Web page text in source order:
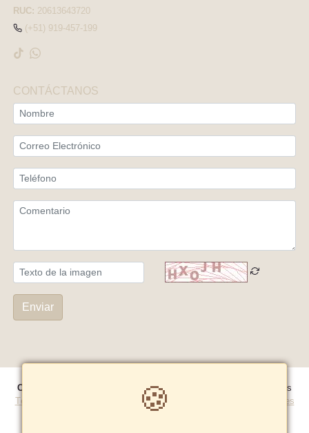
RUC: 20613643720
(+51) 919-457-199
CONTÁCTANOS
Enviar
Copyright© 2026 Ezra Peru E.i.r.l- Todos los derechos reservados
Términos y Condiciones
Políticas de privacidad
Política de cookies
Tarifas y zonas de reparto
🍪